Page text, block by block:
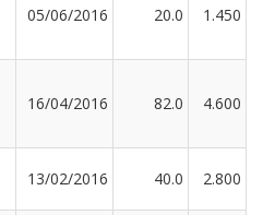
05/06/2016 20.0 1.450
16/04/2016 82.0 4.600
13/02/2016 40.0 2.800